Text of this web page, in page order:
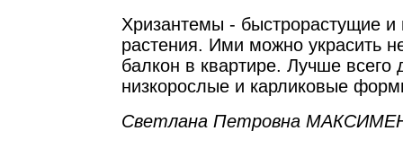
Хризантемы - быстрорастущие и
растения. Ими можно украсить
балкон в квартире. Лучше всего
низкорослые и карликовые
Светлана Петровна